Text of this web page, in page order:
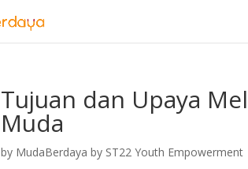
Tujuan dan Upaya
Muda
by MudaBerdaya by ST22 Youth Empowerment